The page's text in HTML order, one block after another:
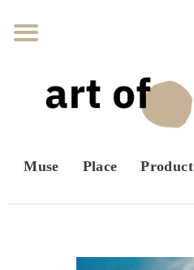
Muse Place Product